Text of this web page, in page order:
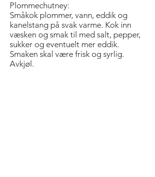
Plommechutney:
Småkok plommer, vann, eddik og
kanelstang på svak varme. Kok inn
væsken og smak til med salt, pepper,
sukker og eventuelt mer eddik.
Smaken skal være frisk og syrlig.
Avkjøl.